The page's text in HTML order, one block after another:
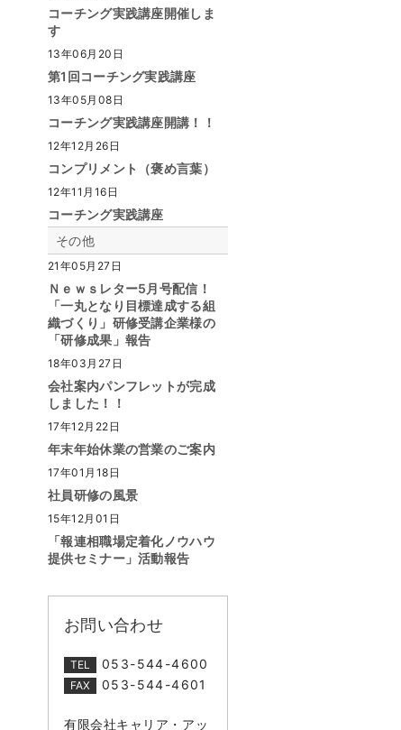
コーチング実践講座開催しま
す
13年06月20日
第1回コーチング実践講座
13年05月08日
コーチング実践講座開講！！
12年12月26日
コンプリメント（褒め言葉）
12年11月16日
コーチング実践講座
その他
21年05月27日
Ｎｅｗｓレター5月号配信！
「一丸となり目標達成する組
織づくり」研修受講企業様の
「研修成果」報告
18年03月27日
会社案内パンフレットが完成
しました！！
17年12月22日
年末年始休業の営業のご案内
17年01月18日
社員研修の風景
15年12月01日
「報連相職場定着化ノウハウ
提供セミナー」活動報告
お問い合わせ
TEL 053-544-4600
FAX 053-544-4601
有限会社キャリア・アッ